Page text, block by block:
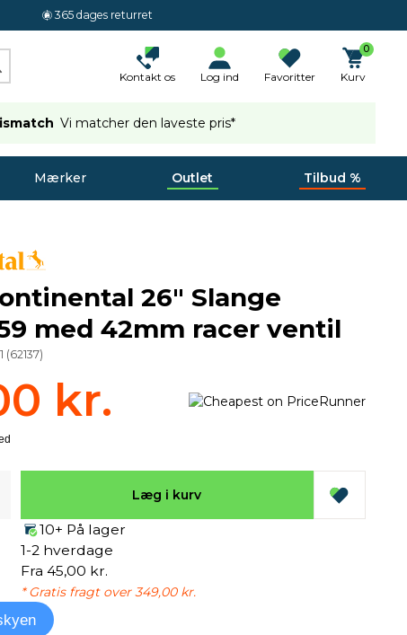
365 dages returret
Kontakt os Log ind Favoritter
0
Kurv
Vi matcher den laveste pris*
Mærker Outlet Tilbud %
26" Slange
med 42mm racer ventil
(62137)
kr.
Læg i kurv
10+ På lager
1-2 hverdage
Fra 45,00 kr.
* Gratis fragt over 349,00 kr.